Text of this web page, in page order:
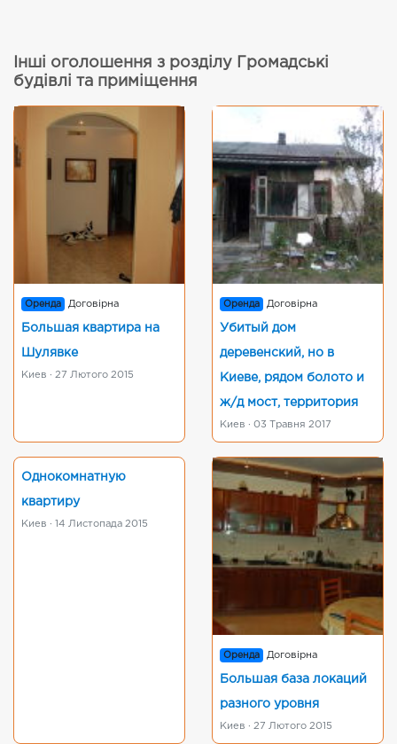
Інші оголошення з розділу Громадські
будівлі та приміщення
Оренда Договірна
Большая квартира на
Шулявке
Киев · 27 Лютого 2015
Оренда Договірна
Убитый дом
деревенский, но в
Киеве, рядом болото и
ж/д мост, территория
Киев · 03 Травня 2017
Однокомнатную
квартиру
Киев · 14 Листопада 2015
Оренда Договірна
Большая база локаций
разного уровня
Киев · 27 Лютого 2015